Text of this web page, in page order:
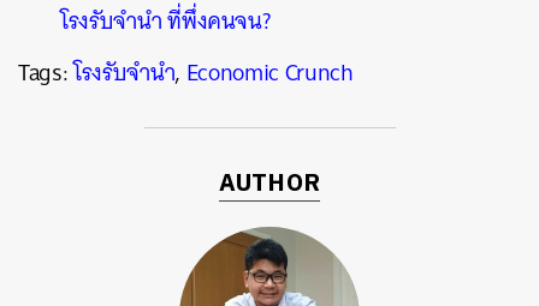
โรงรับจำนำ ที่พึ่งคนจน?
Tags:โรงรับจำนำ, Economic Crunch
AUTHOR